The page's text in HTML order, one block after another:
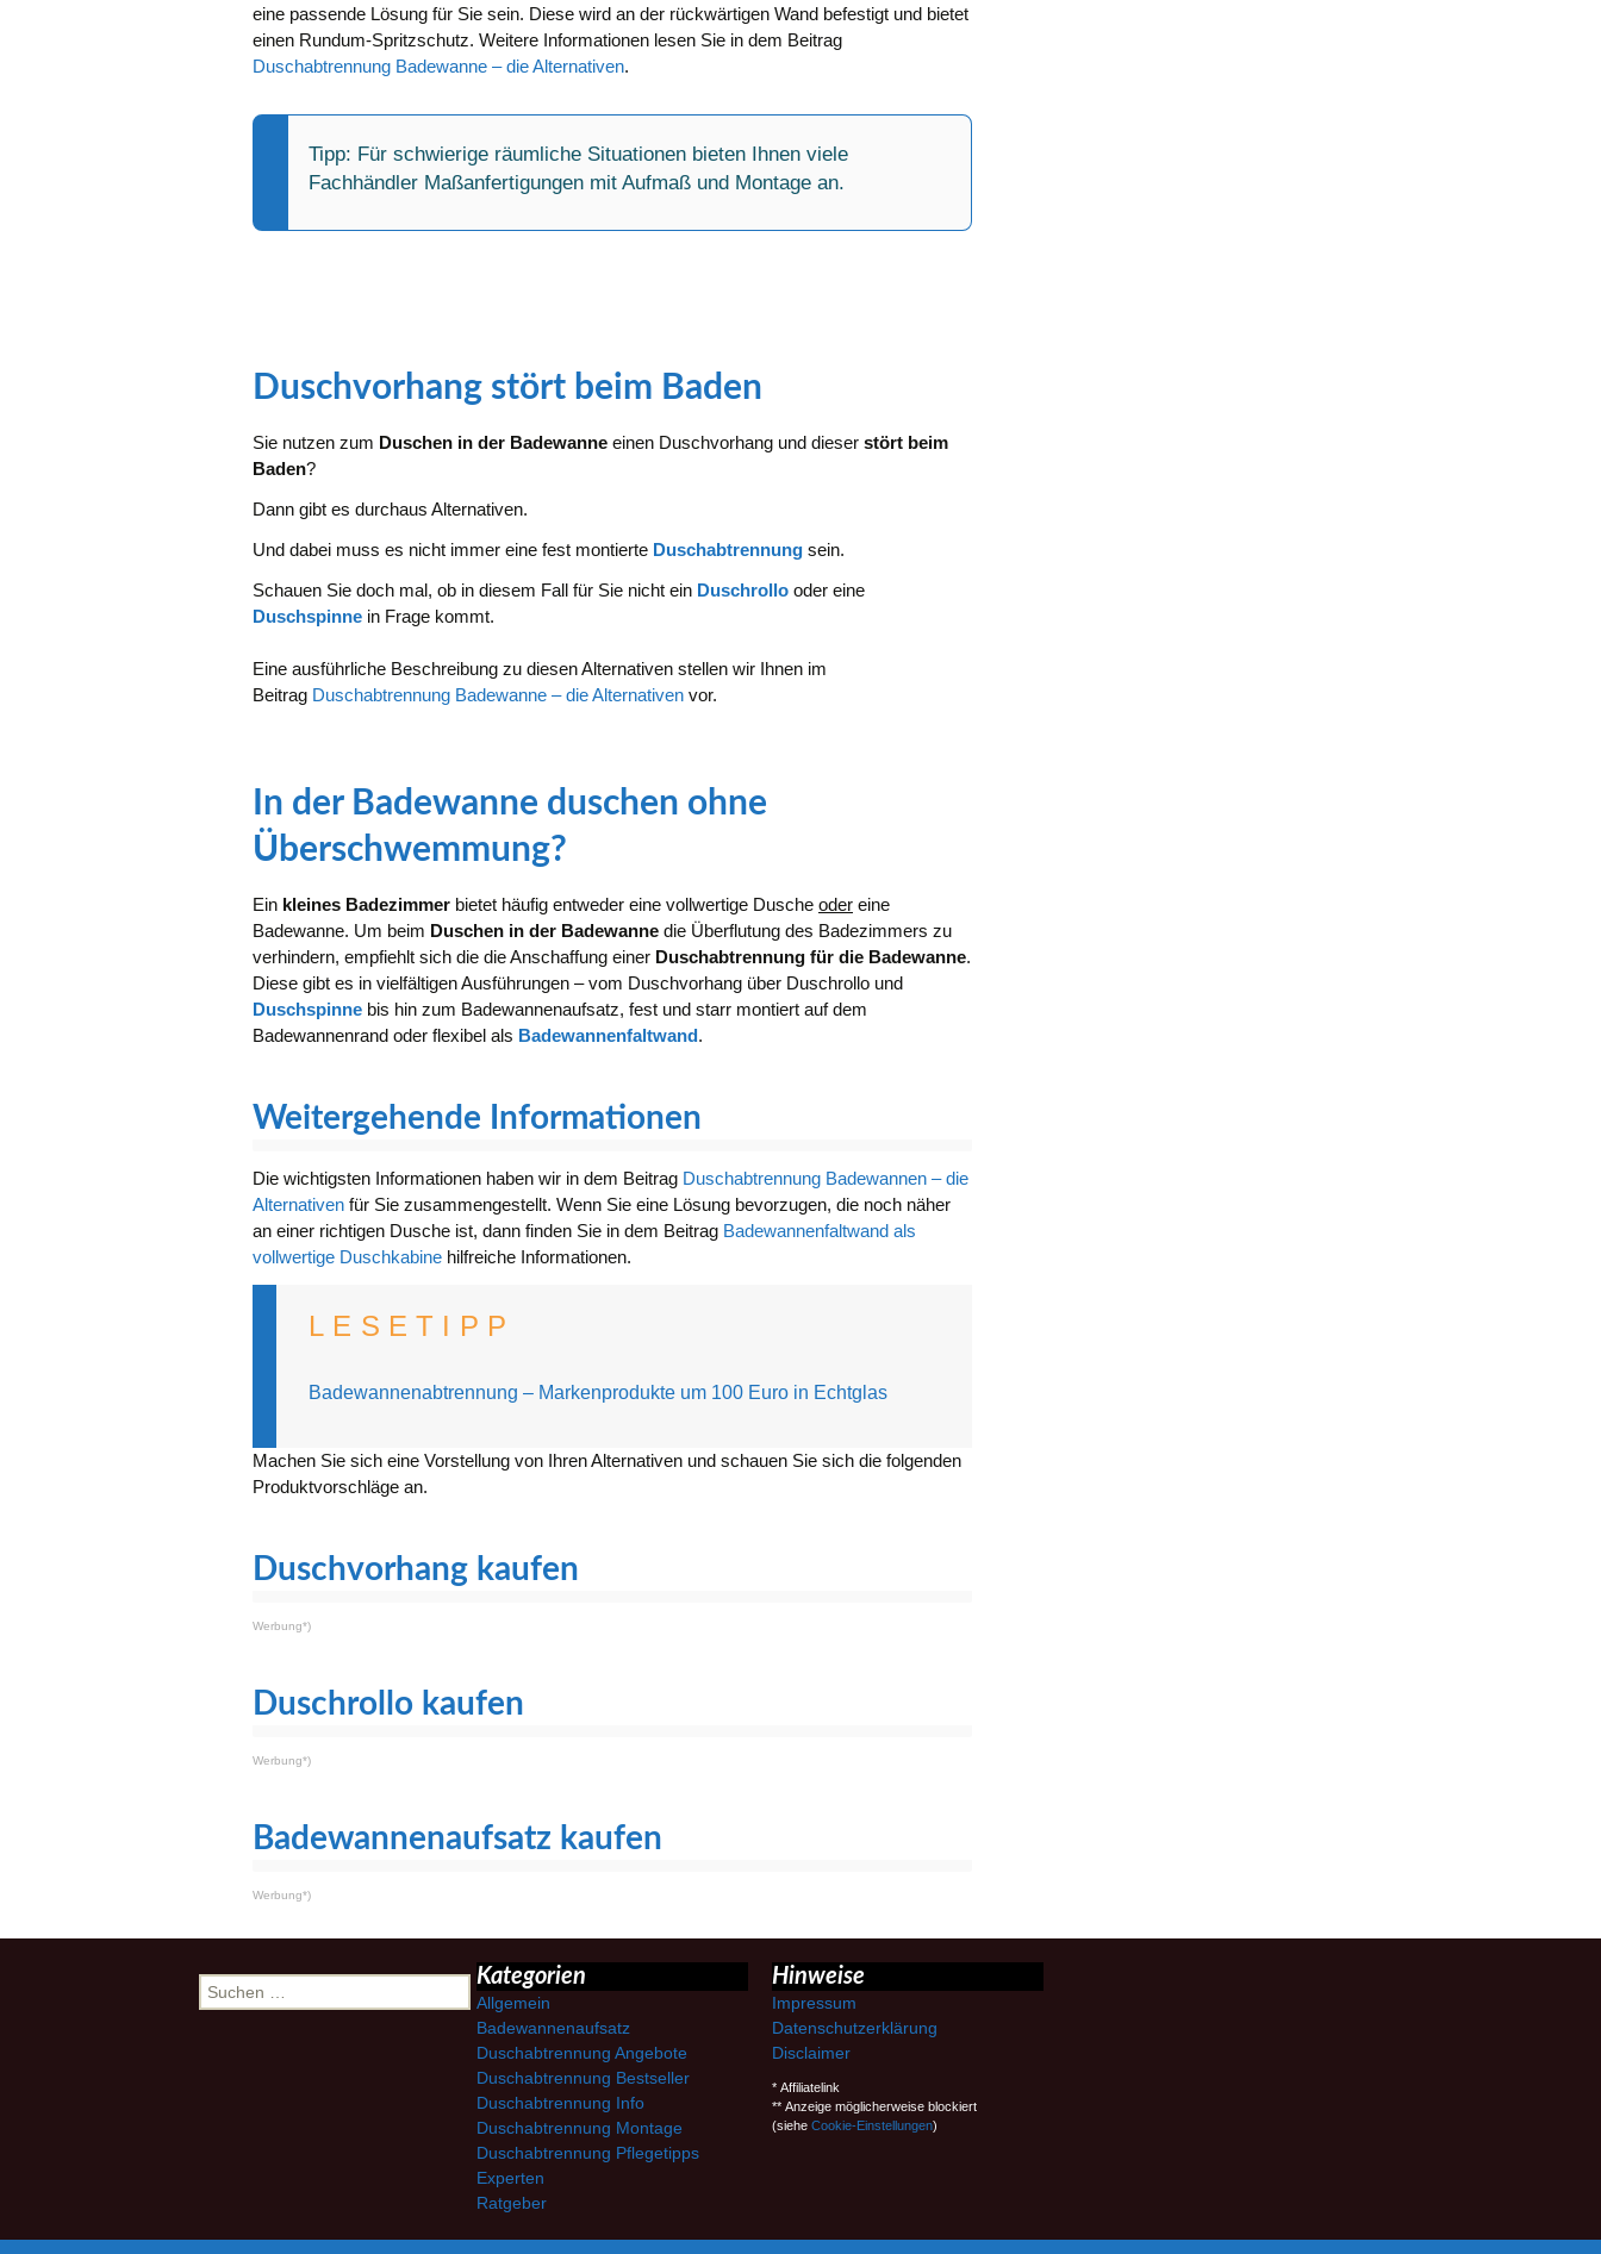
eine passende Lösung für Sie sein. Diese wird an der rückwärtigen Wand befestigt und bietet
einen Rundum-Spritzschutz. Weitere Informationen lesen Sie in dem Beitrag
Duschabtrennung Badewanne – die Alternativen.
Tipp: Für schwierige räumliche Situationen bieten Ihnen viele
Fachhändler Maßanfertigungen mit Aufmaß und Montage an.
Duschvorhang stört beim Baden
Sie nutzen zum Duschen in der Badewanne einen Duschvorhang und dieser stört beim
Baden?
Dann gibt es durchaus Alternativen.
Und dabei muss es nicht immer eine fest montierte Duschabtrennung sein.
Schauen Sie doch mal, ob in diesem Fall für Sie nicht ein Duschrollo oder eine
Duschspinne in Frage kommt.
Eine ausführliche Beschreibung zu diesen Alternativen stellen wir Ihnen im
Beitrag Duschabtrennung Badewanne – die Alternativen vor.
In der Badewanne duschen ohne
Überschwemmung?
Ein kleines Badezimmer bietet häufig entweder eine vollwertige Dusche oder eine
Badewanne. Um beim Duschen in der Badewanne die Überflutung des Badezimmers zu
verhindern, empfiehlt sich die die Anschaffung einer Duschabtrennung für die Badewanne.
Diese gibt es in vielfältigen Ausführungen – vom Duschvorhang über Duschrollo und
Duschspinne bis hin zum Badewannenaufsatz, fest und starr montiert auf dem
Badewannenrand oder flexibel als Badewannenfaltwand.
Weitergehende Informationen
Die wichtigsten Informationen haben wir in dem Beitrag Duschabtrennung Badewannen – die
Alternativen für Sie zusammengestellt. Wenn Sie eine Lösung bevorzugen, die noch näher
an einer richtigen Dusche ist, dann finden Sie in dem Beitrag Badewannenfaltwand als
vollwertige Duschkabine hilfreiche Informationen.
LESETIPP
Badewannenabtrennung – Markenprodukte um 100 Euro in Echtglas
Machen Sie sich eine Vorstellung von Ihren Alternativen und schauen Sie sich die folgenden
Produktvorschläge an.
Duschvorhang kaufen
Werbung*)
Duschrollo kaufen
Werbung*)
Badewannenaufsatz kaufen
Werbung*)
Suchen
nach:
Kategorien
Allgemein
Badewannenaufsatz
Duschabtrennung Angebote
Duschabtrennung Bestseller
Duschabtrennung Info
Duschabtrennung Montage
Duschabtrennung Pflegetipps
Experten
Ratgeber
Hinweise
Impressum
Datenschutzerklärung
Disclaimer
* Affiliatelink
** Anzeige möglicherweise blockiert
(siehe Cookie-Einstellungen)